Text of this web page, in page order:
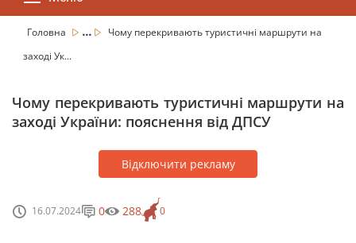
Головна ...
Чому перекривають туристичні маршрути на
заході Ук...
Чому перекривають туристичні маршрути на
заході України: пояснення від ДПСУ
Відключити рекламу
16.07.2024 0
0 288